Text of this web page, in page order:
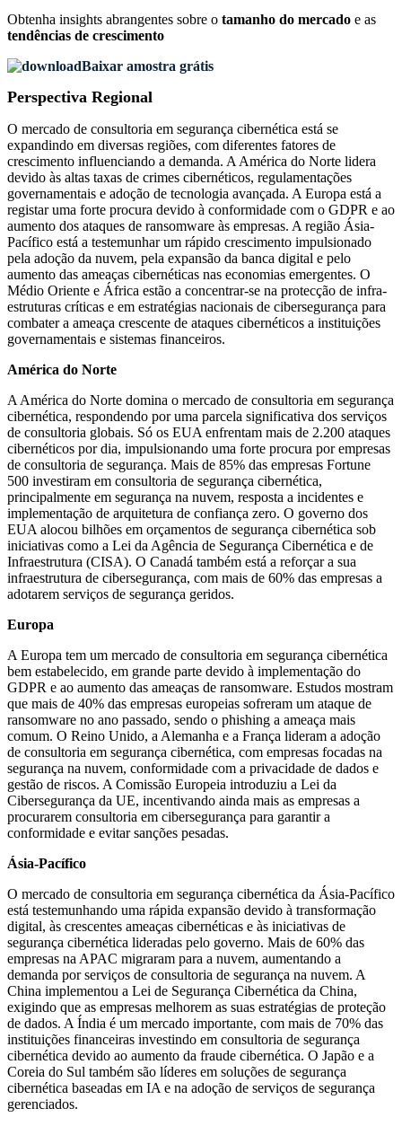
Obtenha insights abrangentes sobre o tamanho do mercado e as
tendências de crescimento
Baixar amostra grátis
Perspectiva Regional
O mercado de consultoria em segurança cibernética está se
expandindo em diversas regiões, com diferentes fatores de
crescimento influenciando a demanda. A América do Norte lidera
devido às altas taxas de crimes cibernéticos, regulamentações
governamentais e adoção de tecnologia avançada. A Europa está a
registar uma forte procura devido à conformidade com o GDPR e ao
aumento dos ataques de ransomware às empresas. A região Ásia-
Pacífico está a testemunhar um rápido crescimento impulsionado
pela adoção da nuvem, pela expansão da banca digital e pelo
aumento das ameaças cibernéticas nas economias emergentes. O
Médio Oriente e África estão a concentrar-se na protecção de infra-
estruturas críticas e em estratégias nacionais de cibersegurança para
combater a ameaça crescente de ataques cibernéticos a instituições
governamentais e sistemas financeiros.
América do Norte
A América do Norte domina o mercado de consultoria em segurança
cibernética, respondendo por uma parcela significativa dos serviços
de consultoria globais. Só os EUA enfrentam mais de 2.200 ataques
cibernéticos por dia, impulsionando uma forte procura por empresas
de consultoria de segurança. Mais de 85% das empresas Fortune
500 investiram em consultoria de segurança cibernética,
principalmente em segurança na nuvem, resposta a incidentes e
implementação de arquitetura de confiança zero. O governo dos
EUA alocou bilhões em orçamentos de segurança cibernética sob
iniciativas como a Lei da Agência de Segurança Cibernética e de
Infraestrutura (CISA). O Canadá também está a reforçar a sua
infraestrutura de cibersegurança, com mais de 60% das empresas a
adotarem serviços de segurança geridos.
Europa
A Europa tem um mercado de consultoria em segurança cibernética
bem estabelecido, em grande parte devido à implementação do
GDPR e ao aumento das ameaças de ransomware. Estudos mostram
que mais de 40% das empresas europeias sofreram um ataque de
ransomware no ano passado, sendo o phishing a ameaça mais
comum. O Reino Unido, a Alemanha e a França lideram a adoção
de consultoria em segurança cibernética, com empresas focadas na
segurança na nuvem, conformidade com a privacidade de dados e
gestão de riscos. A Comissão Europeia introduziu a Lei da
Cibersegurança da UE, incentivando ainda mais as empresas a
procurarem consultoria em cibersegurança para garantir a
conformidade e evitar sanções pesadas.
Ásia-Pacífico
O mercado de consultoria em segurança cibernética da Ásia-Pacífico
está testemunhando uma rápida expansão devido à transformação
digital, às crescentes ameaças cibernéticas e às iniciativas de
segurança cibernética lideradas pelo governo. Mais de 60% das
empresas na APAC migraram para a nuvem, aumentando a
demanda por serviços de consultoria de segurança na nuvem. A
China implementou a Lei de Segurança Cibernética da China,
exigindo que as empresas melhorem as suas estratégias de proteção
de dados. A Índia é um mercado importante, com mais de 70% das
instituições financeiras investindo em consultoria de segurança
cibernética devido ao aumento da fraude cibernética. O Japão e a
Coreia do Sul também são líderes em soluções de segurança
cibernética baseadas em IA e na adoção de serviços de segurança
gerenciados.